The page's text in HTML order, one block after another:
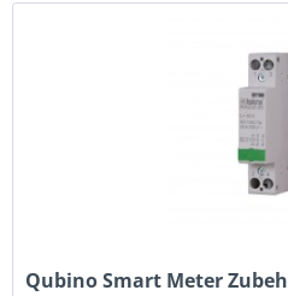
Qubino Smart Meter